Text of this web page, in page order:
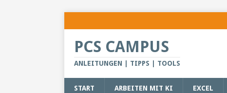
PCS CAMPUS
ANLEITUNGEN | TIPPS | TOOLS
START ARBEITEN MIT KI EXCEL